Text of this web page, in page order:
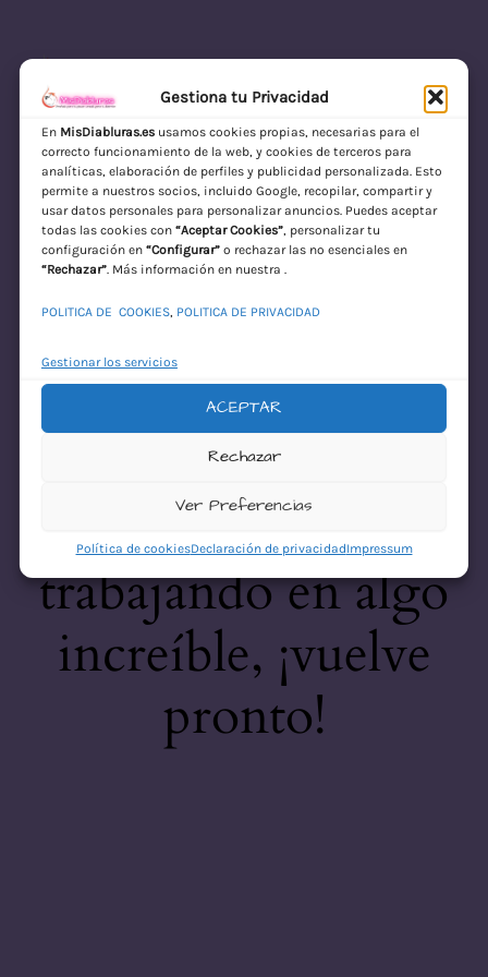
Gestiona tu Privacidad
En MisDiabluras.esusamos cookies propias, necesarias para el
correcto funcionamiento de la web, y cookies de terceros para
analíticas, elaboración de perfiles y publicidad personalizada. Esto
permite a nuestros socios, incluido Google, recopilar, compartir y
usar datos personales para personalizar anuncios. Puedes aceptar
todas las cookies con “Aceptar Cookies”, personalizar tu
configuración en “Configurar”o rechazar las no esenciales en
“Rechazar”. Más información en nuestra .
POLITICA DE COOKIES, POLITICA DE PRIVACIDAD
Gestionar los servicios
ACEPTAR
Rechazar
Ver Preferencias
Política de cookiesDeclaración de privacidadImpressum
MisDiabluras | Sexshop Online con Envío
Discreto en España
Acceder
¡Disculpa este
desastre! Estamos
trabajando en algo
increíble, ¡vuelve
pronto!